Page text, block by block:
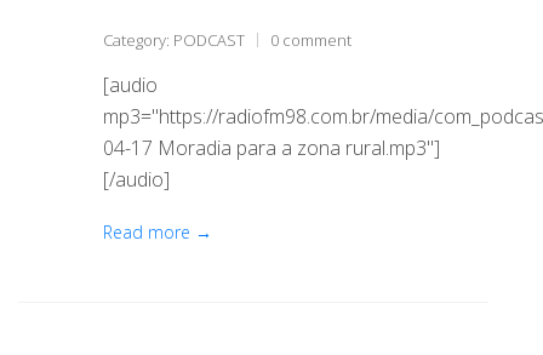
Category: PODCAST 0 comment
[audio
mp3="https://radiofm98.com.br/media/
04-17 Moradia para a zona rural.mp3"]
[/audio]
Read more →